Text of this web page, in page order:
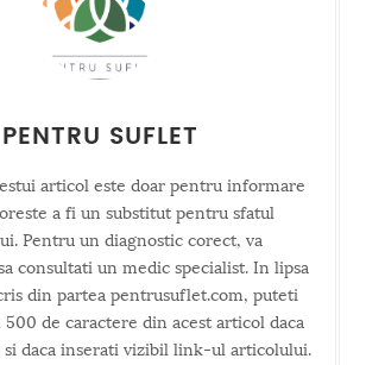
PENTRU SUFLET
articol este doar pentru informare
a fi un substitut pentru sfatul
Pentru un diagnostic corect, va
consultati un medic specialist. In lipsa
din partea pentrusuflet.com, puteti
de caractere din acest articol daca
si daca inserati vizibil link-ul articolului.